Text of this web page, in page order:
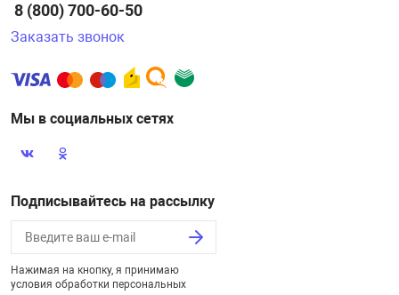
8 (800) 700-60-50
Заказать звонок
Мы в социальных сетях
Подписывайтесь на рассылку
Нажимая на кнопку, я принимаю
условия обработки персональных